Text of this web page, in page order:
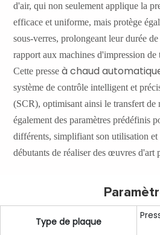
d'air, qui non seulement applique la
efficace et uniforme, mais protège
sous-verres, prolongeant leur durée
rapport aux machines d'impression de
Cette presse à chaud
système de contrôle intelligent et
(SCR), optimisant ainsi le transfert de
également des paramètres prédéfinis
différents, simplifiant son utilisation et
débutants de réaliser des œuvres d'art
Type de plaque